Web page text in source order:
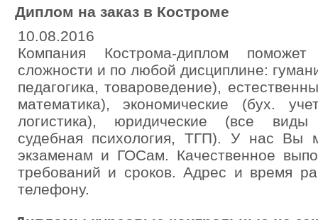
Диплом на заказ в Костроме
10.08.2016
Компания Кострома-диплом
сложности и по любой дисциплине:
педагогика, товароведение),
математика), экономические (бух.
логистика), юридические (все виды
судебная психология, ТГП). У нас Вы
экзаменам и ГОСам. Качественное
требований и сроков. Адрес и время
телефону.